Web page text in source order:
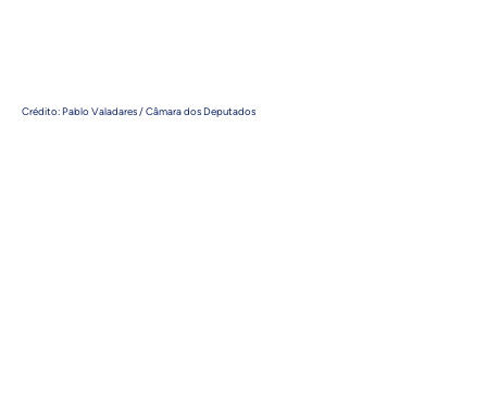
Crédito: Pablo Valadares / Câmara dos Deputados